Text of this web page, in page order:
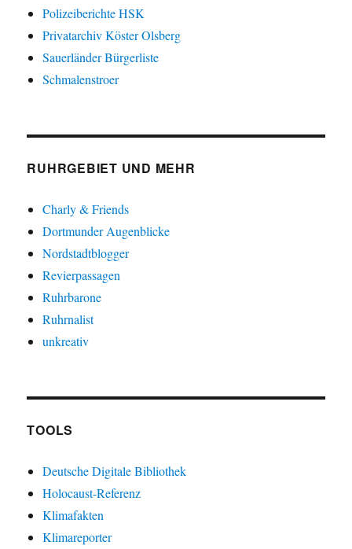
Polizeiberichte HSK
Privatarchiv Köster Olsberg
Sauerländer Bürgerliste
Schmalenstroer
RUHRGEBIET UND MEHR
Charly & Friends
Dortmunder Augenblicke
Nordstadtblogger
Revierpassagen
Ruhrbarone
Ruhrnalist
unkreativ
TOOLS
Deutsche Digitale Bibliothek
Holocaust-Referenz
Klimafakten
Klimareporter